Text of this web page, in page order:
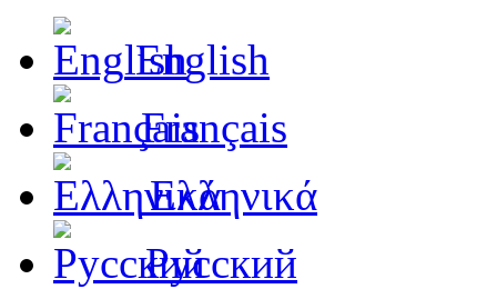
English
Français
Ελληνικά
Русский